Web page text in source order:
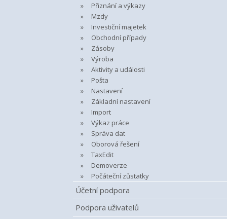
Přiznání a výkazy
Mzdy
Investiční majetek
Obchodní případy
Zásoby
Výroba
Aktivity a události
Pošta
Nastavení
Základní nastavení
Import
Výkaz práce
Správa dat
Oborová řešení
TaxEdit
Demoverze
Počáteční zůstatky
Účetní podpora
Podpora uživatelů